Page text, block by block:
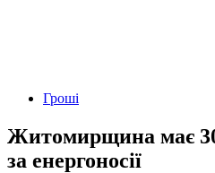
Гроші
Житомирщина має
за енергоносії